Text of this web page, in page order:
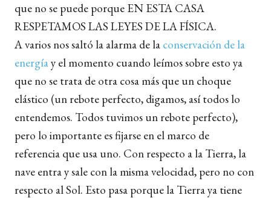
que no se puede porque EN ESTA CASA
RESPETAMOS LAS LEYES DE LA FÍSICA.
A varios nos saltó la alarma de la conservación de la
energíay el momento cuando leímos sobre esto ya
que no se trata de otra cosa más que un choque
elástico (un rebote perfecto, digamos, así todos lo
entendemos. Todos tuvimos un rebote perfecto),
pero lo importante es fijarse en el marco de
referencia que usa uno. Con respecto a la Tierra, la
nave entra y sale con la misma velocidad, pero no con
respecto al Sol. Esto pasa porque la Tierra ya tiene